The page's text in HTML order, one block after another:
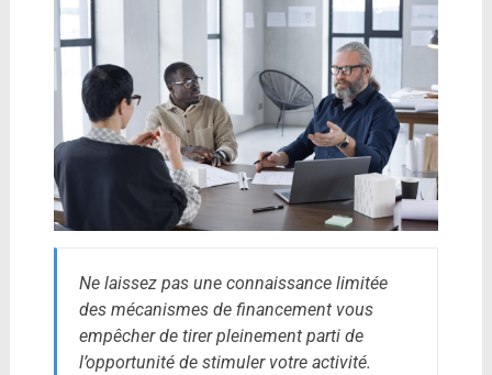
Ne laissez pas une connaissance limitée
des mécanismes de financement vous
empêcher de tirer pleinement parti de
l’opportunité de stimuler votre activité.